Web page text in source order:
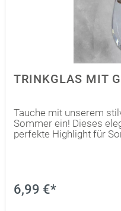
TRINKGLAS MIT
Tauche mit unserem
Sommer ein! Dieses
perfekte Highlight für
anderen Tierchen,
angenehmes
6,99 €*